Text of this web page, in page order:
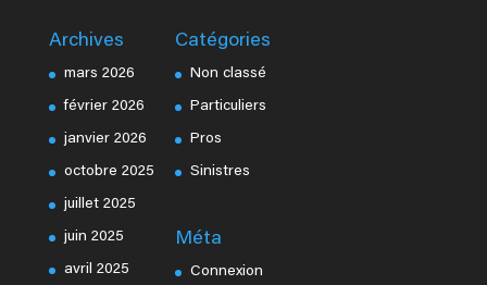
Archives
mars 2026
février 2026
janvier 2026
octobre 2025
juillet 2025
juin 2025
avril 2025
Catégories
Non classé
Particuliers
Pros
Sinistres
Méta
Connexion